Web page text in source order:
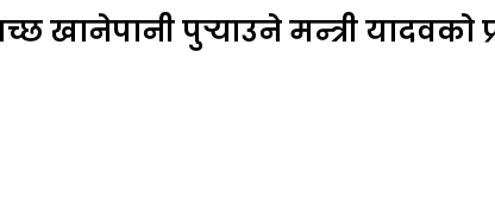
खानेपानी पुर्‍याउने मन्त्री यादवकाे